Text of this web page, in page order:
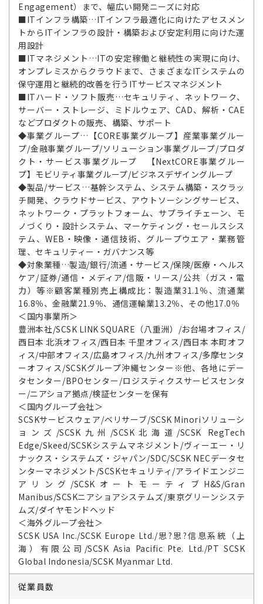
Engagement）まで、幅広い開発ニーズに対応
■ITインフラ構築…ITインフラ最適化に向けたアセスメン
トからITインフラの設計・構築および安定利用に向けた運
用設計
■ITマネジメント…ITの安定稼働と継続性の実現に向け、
オンプレミスからクラウドまで、さまざまなITシステムの
保守運用と継続的改善を行うITサービスマネジメント
■ITハード・ソフト販売…セキュリティ、ネットワーク、
サーバー・ストレージ、ミドルウェア、CAD、解析・CAE
などプロダクトの販売、構築、サポート
◆事業グループ…【CORE事業グループ】産業事業グルー
プ/金融事業グループ/ソリューション事業グループ/プロダ
クト・サービス事業グループ 【NextCORE事業グルー
プ】モビリティ事業グループ/ビジネスデザイングループ
◆製品/サービス…基幹システム、システム構築・スクラッ
チ開発、クラウドサービス、アウトソーシングサービス、
ネットワーク・プラットフォーム、サプライチェーン、モ
ノづくり・設計システム、マーケティング・セールスシス
テム、WEB・映像・通信技術、グループウエア・業務管
理、セキュリティー・ガバナンス等
◆対象業種…製造/銀行/流通・サービス/保険/医療・ヘルス
ケア/証券/通信・メディア/信販・リース/公共（ガス・電
力）等※顧客業種別売上構成比：製造業31.1％、流通業
16.8％、金融業21.9％、通信運輸業13.2％、その他17.0％
＜国内事業所＞
豊洲本社/SCSK LINK SQUARE（八重洲）/お台場オフィス/
西日本 北浜オフィス/西日本 千里オフィス/西日本 本町オフ
ィス/中部オフィス/広島オフィス/九州オフィス/多摩センタ
ーオフィス/SCSKグループ沖縄センター※他、各地にデー
タセンター/BPOセンター/ロジスティクスサービスセンタ
ー/ニアショア拠点/検証センターを保有
＜国内グループ会社＞
SCSKサービスウェア/ベリサーブ/SCSK Minoriソリューシ
ョンズ/SCSK九州/SCSK北海道/SCSK RegTech
Edge/Skeed/SCSKシステムマネジメント/ヴィーエー・リ
ナックス・システムズ・ジャパン/SDC/SCSK NECデータセ
ンターマネジメント/SCSKセキュリティ/アライドエンジニ
アリング/SCSKオートモーティブH&S/Gran
Manibus/SCSKニアショアシステムズ/東京グリーンシステ
ムズ/ダイヤモンドヘッド
＜海外グループ会社＞
SCSK USA Inc./SCSK Europe Ltd./思?思?信息系統（上
海）有限公司/SCSK Asia Pacific Pte. Ltd./PT SCSK
Global Indonesia/SCSK Myanmar Ltd.
従業員数